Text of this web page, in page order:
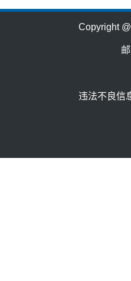
Copyright
违法不良信